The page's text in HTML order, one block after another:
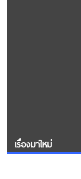
เรื่องมาใหม่